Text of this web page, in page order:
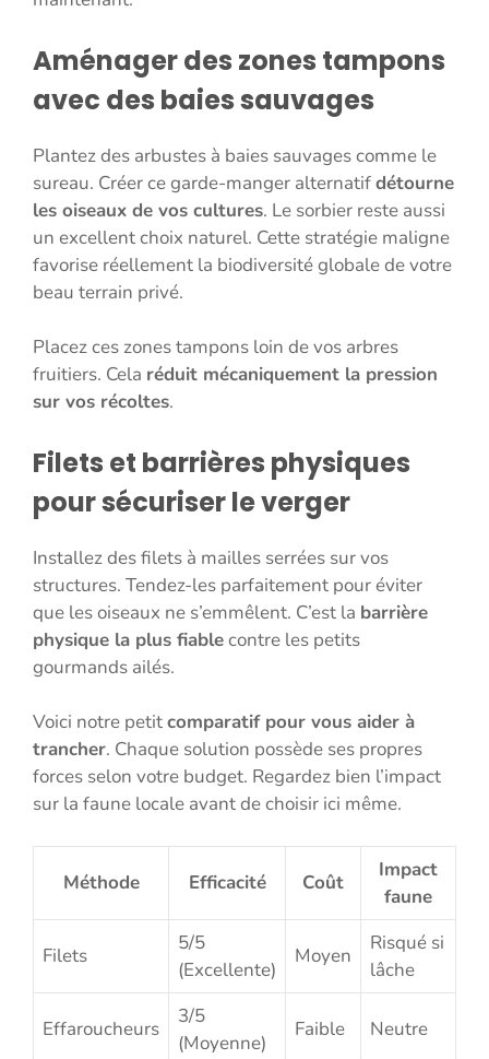
Aménager des zones tampons
avec des baies sauvages
Plantez des arbustes à baies sauvages comme le
sureau. Créer ce garde-manger alternatifdétourne
les oiseaux de vos cultures. Le sorbier reste aussi
un excellent choix naturel. Cette stratégie maligne
favorise réellement la biodiversité globale de votre
beau terrain privé.
Placez ces zones tampons loin de vos arbres
fruitiers. Cela réduit mécaniquement la pression
sur vos récoltes.
Filets et barrières physiques
pour sécuriser le verger
Installez des filets à mailles serrées sur vos
structures. Tendez-les parfaitement pour éviter
que les oiseaux ne s’emmêlent. C’est la barrière
physique la plus fiablecontre les petits
gourmands ailés.
Voici notre petitcomparatif pour vous aider à
trancher. Chaque solution possède ses propres
forces selon votre budget. Regardez bien l’impact
sur la faune locale avant de choisir ici même.
Méthode Efficacité Coût
Impact
faune
Filets
5/5
(Excellente)
Moyen
Risqué si
lâche
Effaroucheurs
3/5
(Moyenne)
Faible Neutre